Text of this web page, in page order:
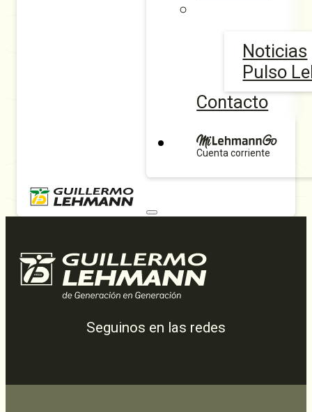
Noticias
Pulso
Contacto
Cuenta corriente
Seguinos en las redes